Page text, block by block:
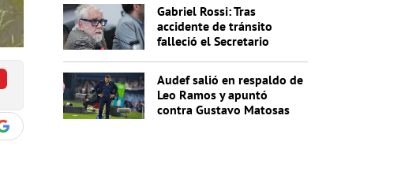
Gabriel Rossi: Tras
accidente de tránsito
falleció el Secretario
Audef salió en respaldo de
Leo Ramos y apuntó
contra Gustavo Matosas